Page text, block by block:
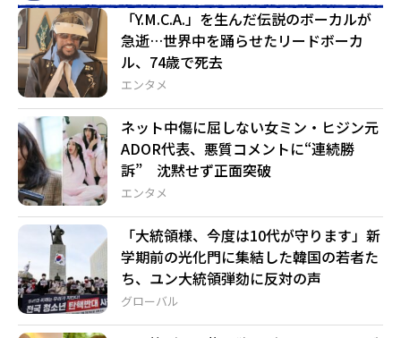
エンタメ
「Y.M.C.A.」を生んだ伝説のボーカルが
急逝…世界中を踊らせたリードボーカ
ル、74歳で死去
エンタメ
ネット中傷に屈しない女ミン・ヒジン元
ADOR代表、悪質コメントに“連続勝
訴” 沈黙せず正面突破
グローバル
「大統領様、今度は10代が守ります」新
学期前の光化門に集結した韓国の若者た
ち、ユン大統領弾劾に反対の声